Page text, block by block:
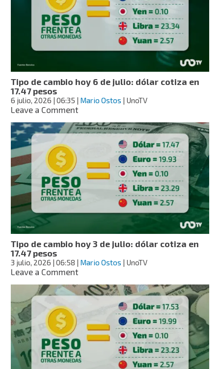
de
julio:
dólar
cotiza
Tipo de cambio hoy 6 de julio: dólar cotiza en
17.47 pesos
6 julio, 2026 | 06:35 | Mario Ostos | UnoTV
Leave a Commenton
de
de
julio:
dólar
cotiza
17.47
Tipo de cambio hoy 3 de julio: dólar cotiza en
17.47 pesos
3 julio, 2026 | 06:58 | Mario Ostos | UnoTV
Leave a Commenton
de
de
julio:
dólar
cotiza